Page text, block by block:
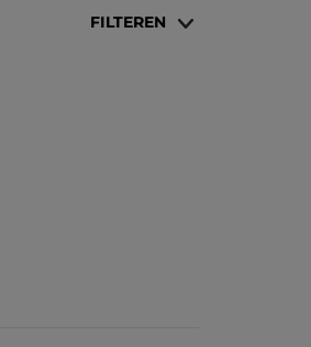
FILTEREN